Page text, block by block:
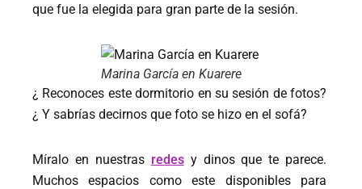
que fue la elegida para gran parte de la sesión.
Marina García en Kuarere
¿ Reconoces este dormitorio en su sesión de fotos?
¿ Y sabrías decirnos que foto se hizo en el sofá?
Míralo en nuestras redesy dinos que te parece.
Muchos espacios como este disponibles para